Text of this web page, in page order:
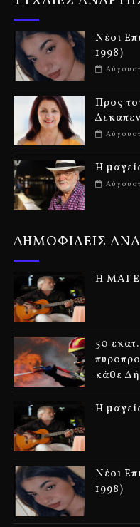
Νέοι
1998)
Προς
Η
ΔΗΜΟΦΙΛΕΙΣ
Η
50
κάθε
Η
Νέοι
1998)